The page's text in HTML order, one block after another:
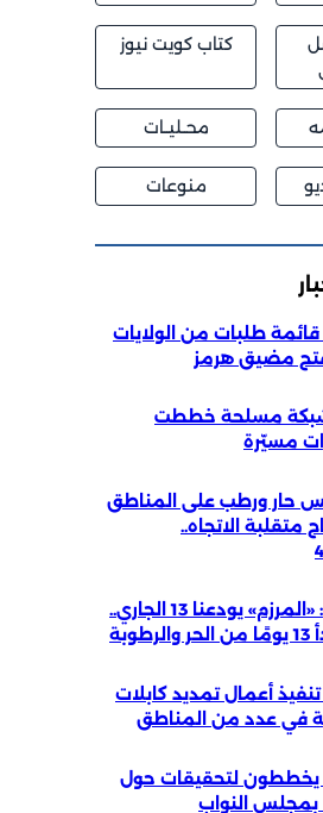
كتاب كويت نيوز
محــليــات
منوعات
قائمة طلبات من الولايات
فتح مضيق هرمز
شبكة مسلحة خططت
مسيّرة
حار ورطب على المناطق
متقلبة الاتجاه..
عيسى رمضان: «المرزم» يودعنا 13 الجاري..
تنفيذ أعمال تمديد كابلات
في عدد من المناطق
يخططون لتحقيقات حول
بمجلس النواب